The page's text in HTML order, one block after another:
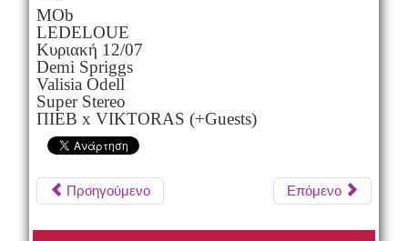
MOb
LEDELOUE
Κυριακή 12/07
Demi Spriggs
Valisia Odell
Super Stereo
ΠΙΕΒ x VIKTORAS (+Guests)
Προηγούμενο Επόμενο